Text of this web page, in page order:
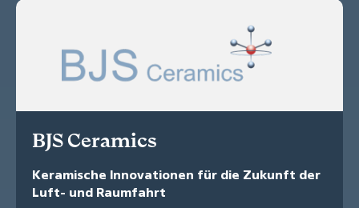
BJS Ceramics
Keramische Innovationen für die Zukunft der
Luft- und Raumfahrt